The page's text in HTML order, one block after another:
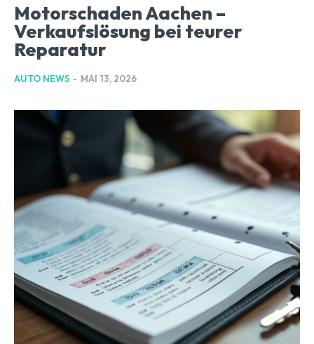
Motorschaden Aachen –
Verkaufslösung bei teurer
Reparatur
AUTO NEWS - MAI 13, 2026